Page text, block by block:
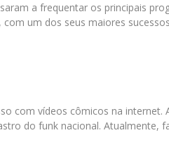
a frequentar os principais
um dos seus maiores
com vídeos cômicos na internet.
do funk nacional. Atualmente,